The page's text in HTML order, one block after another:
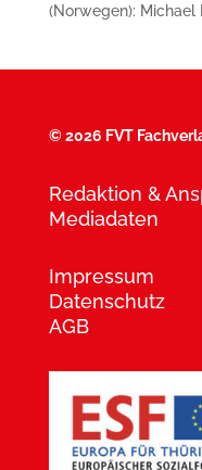
(Norwegen): Michael
©2026 FVT
Redaktion &
Mediadaten
Impressum
Datenschutz
AGB